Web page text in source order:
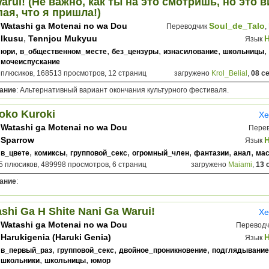
что я пришла!)
Watashi ga Motenai no wa Dou
Kangaete mo Omaera ga Warui!
Переводчик Soul_de_Talo,
Ikusu, Tennjou Mukyuu Язык
юри, в_общественном_месте, без_цензуры, изнасилование, школьницы,
мочеиспускание
168513 просмотров, 12 страниц
загружено Krol_Belial , 08
: Альтернативный вариант окончания культурного фестиваля.
Kuroki
Watashi ga Motenai no wa Dou
Kangaete mo Omaera ga Warui!
Sparrow Язык
в_цвете, комиксы, групповой_секс, огромный_член, фантазии, анал,
плюсиков, 489998 просмотров, 6 страниц
загружено Maiami, 13
:
Ga H Shite Nani Ga Warui!
Watashi ga Motenai no wa Dou
Kangaete mo Omaera ga Warui!
Harukigenia (Haruki Genia) Язык
в_первый_раз, групповой_секс, двойное_проникновение, подглядывание
школьники, школьницы, юмор